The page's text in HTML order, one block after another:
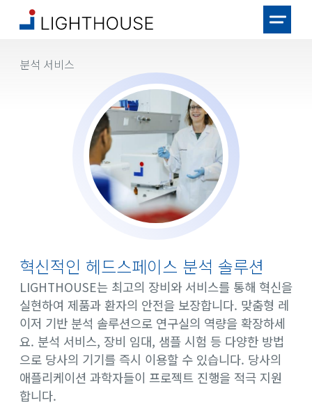
분석 서비스
혁신적인 헤드스페이스 분석 솔루션
LIGHTHOUSE는 최고의 장비와 서비스를 통해 혁신을
실현하여 제품과 환자의 안전을 보장합니다. 맞춤형 레
이저 기반 분석 솔루션으로 연구실의 역량을 확장하세
요. 분석 서비스, 장비 임대, 샘플 시험 등 다양한 방법
으로 당사의 기기를 즉시 이용할 수 있습니다. 당사의
애플리케이션 과학자들이 프로젝트 진행을 적극 지원
합니다.